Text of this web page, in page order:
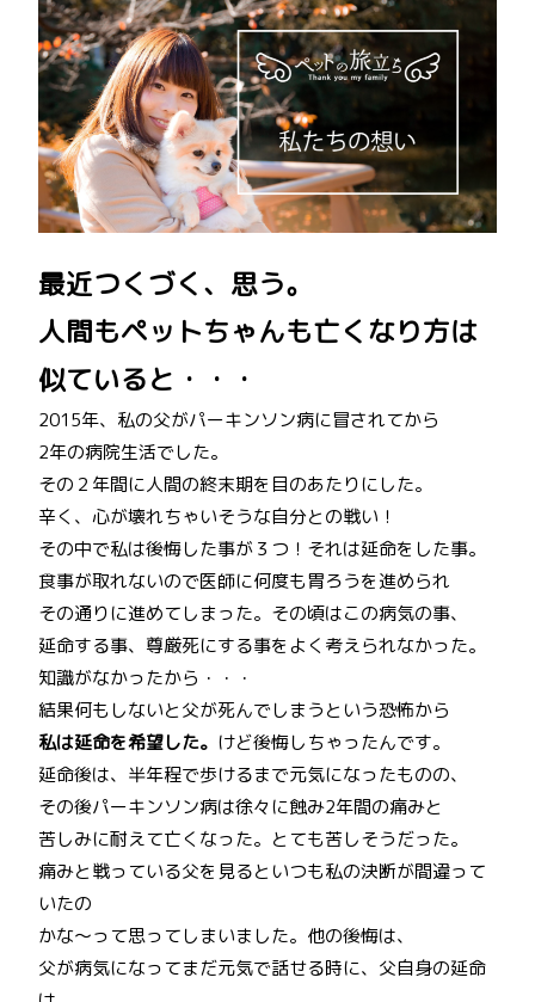
最近つくづく、思う。
人間もペットちゃんも亡くなり方は
似ていると・・・
2015年、私の父がパーキンソン病に冒されてから
2年の病院生活でした。
その２年間に人間の終末期を目のあたりにした。
辛く、心が壊れちゃいそうな自分との戦い！
その中で私は後悔した事が３つ！それは延命をした事。
食事が取れないので医師に何度も胃ろうを進められ
その通りに進めてしまった。その頃はこの病気の事、
延命する事、尊厳死にする事をよく考えられなかった。
知識がなかったから・・・
結果何もしないと父が死んでしまうという恐怖から
私は延命を希望した。 けど後悔しちゃったんです。
延命後は、半年程で歩けるまで元気になったものの、
その後パーキンソン病は徐々に蝕み2年間の痛みと
苦しみに耐えて亡くなった。とても苦しそうだった。
痛みと戦っている父を見るといつも私の決断が間違って
いたの
かな～って思ってしまいました。他の後悔は、
父が病気になってまだ元気で話せる時に、父自身の延命